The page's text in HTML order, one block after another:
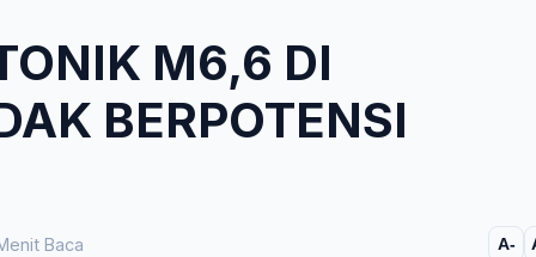
M6,6 DI
BERPOTENSI
Baca A-